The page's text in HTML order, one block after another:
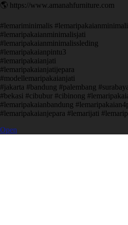
🌎 https://www.amanahfurniture.com
#lemariminimalis
#lemaripakaianminimalisjati
#lemaripakaianminimalissleding
#lemaripakaianpintu3
#lemaripakaianjati
#lemaripakaianjatijepara
#modellemaripakaianjati
#jakarta #bandung #palembang
#bekasi #cibubur #cibinong
#lemaripakaianbandung
#lemaripakaianjepara #lemarijati
Open